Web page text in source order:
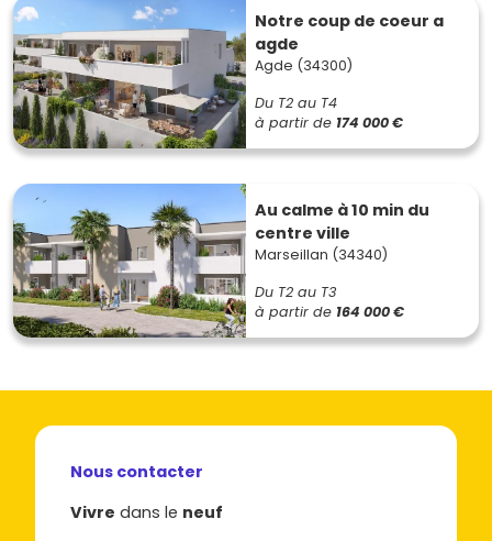
Notre coup de coeur a
agde
Agde (34300)
Du T2 au T4
à partir de 174 000 €
Au calme à 10 min du
centre ville
Marseillan (34340)
Du T2 au T3
à partir de 164 000 €
Nous contacter
Vivre dans le neuf